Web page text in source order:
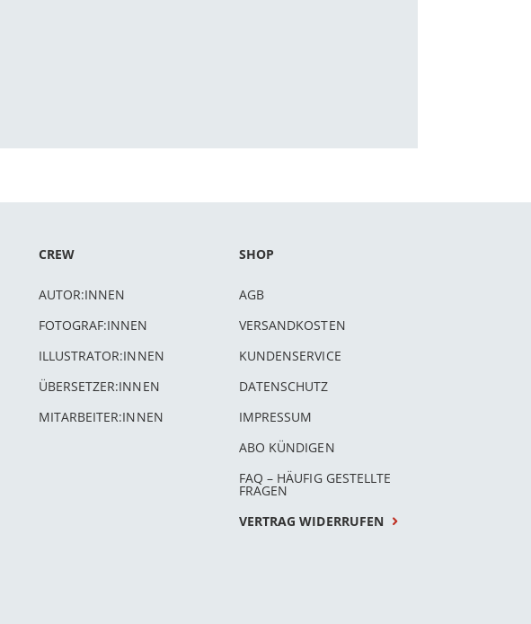
CREW
AUTOR:INNEN
FOTOGRAF:INNEN
ILLUSTRATOR:INNEN
ÜBERSETZER:INNEN
MITARBEITER:INNEN
SHOP
AGB
VERSANDKOSTEN
KUNDENSERVICE
DATENSCHUTZ
IMPRESSUM
ABO KÜNDIGEN
FAQ – HÄUFIG GESTELLTE
FRAGEN
VERTRAG WIDERRUFEN